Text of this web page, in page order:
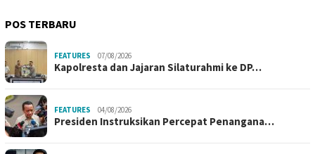
POS TERBARU
FEATURES 07/08/2026
Kapolresta dan Jajaran Silaturahmi ke DP…
FEATURES 04/08/2026
Presiden Instruksikan Percepat Penangana…